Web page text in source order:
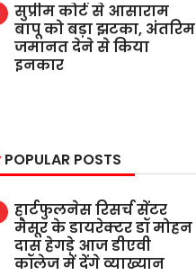
सुप्रीम कोर्ट से आसाराम
बापू को बड़ा झटका, अंतरिम
जमानत देने से किया
इनकार
POPULAR POSTS
हार्टफुलनेस रिसर्च सेंटर
मैसूर के डायरेक्टर डॉ मोहन
दास हेगड़े आज डीएवी
कॉलेज में देंगे व्याख्यान